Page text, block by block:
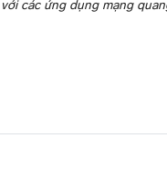
các ứng dụng mạng